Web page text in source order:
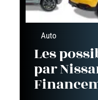
Auto
Les
par